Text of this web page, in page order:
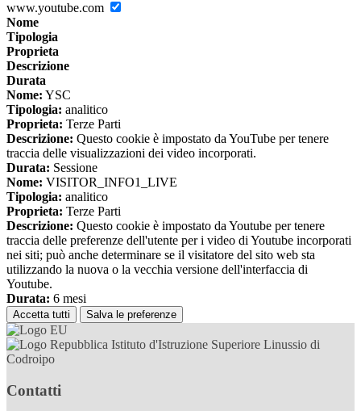
www.youtube.com
Nome
Tipologia
Proprieta
Descrizione
Durata
Nome: YSC
Tipologia: analitico
Proprieta: Terze Parti
Descrizione: Questo cookie è impostato da YouTube per tenere
traccia delle visualizzazioni dei video incorporati.
Durata: Sessione
Nome: VISITOR_INFO1_LIVE
Tipologia: analitico
Proprieta: Terze Parti
Descrizione: Questo cookie è impostato da Youtube per tenere
traccia delle preferenze dell'utente per i video di Youtube incorporati
nei siti; può anche determinare se il visitatore del sito web sta
utilizzando la nuova o la vecchia versione dell'interfaccia di
Youtube.
Durata: 6 mesi
Accetta tutti Salva le preferenze
Istituto d'Istruzione Superiore Linussio di
Codroipo
Contatti